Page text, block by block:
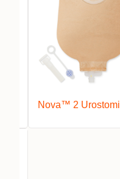
Nova™ 2 Urostomi